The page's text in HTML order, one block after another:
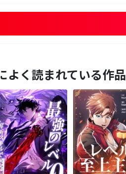
よく読まれている作品